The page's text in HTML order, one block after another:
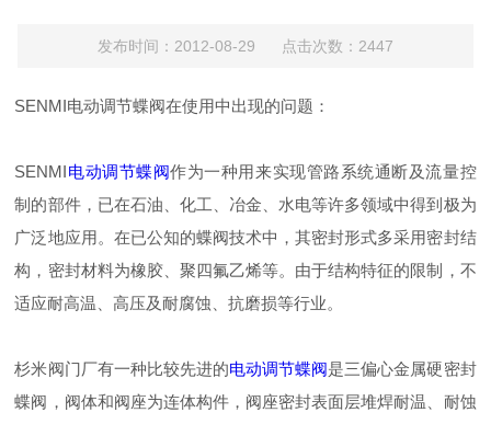
发布时间：2012-08-29 点击次数：2447
SENMI电动调节蝶阀在使用中出现的问题：
SENMI电动调节蝶阀作为一种用来实现管路系统通断及流量控
制的部件，已在石油、化工、冶金、水电等许多领域中得到极为
广泛地应用。在已公知的蝶阀技术中，其密封形式多采用密封结
构，密封材料为橡胶、聚四氟乙烯等。由于结构特征的限制，不
适应耐高温、高压及耐腐蚀、抗磨损等行业。
杉米阀门厂有一种比较先进的电动调节蝶阀是三偏心金属硬密封
蝶阀，阀体和阀座为连体构件，阀座密封表面层堆焊耐温、耐蚀